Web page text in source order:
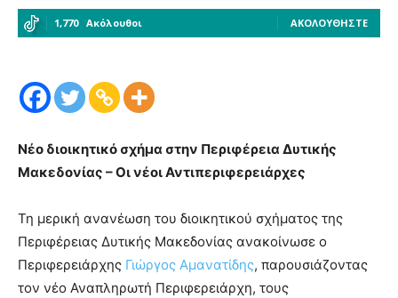
1,770 Ακόλουθοι ΑΚΟΛΟΥΘΉΣΤΕ
Νέο διοικητικό σχήμα στην Περιφέρεια Δυτικής
Μακεδονίας – Οι νέοι Αντιπεριφερειάρχες
Τη μερική ανανέωση του διοικητικού σχήματος της
Περιφέρειας Δυτικής Μακεδονίας ανακοίνωσε ο
Περιφερειάρχης Γιώργος Αμανατίδης, παρουσιάζοντας
τον νέο Αναπληρωτή Περιφερειάρχη, τους